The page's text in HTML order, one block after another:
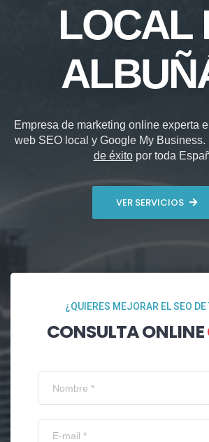
LOCAL
Empresa de marketing online experta
web SEO local y Google My Business.
de éxitopor toda
VER SERVICIOS
¿QUIERES MEJORAR EL SEO DE
CONSULTA ONLINE